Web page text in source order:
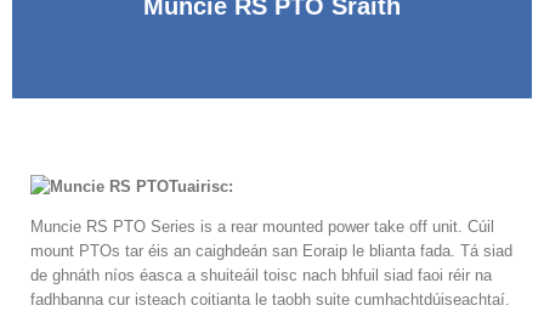
Muncie RS PTO Sraith
Tuairisc:
Muncie RS PTO Series is a rear mounted power take off unit. Cúil
mount PTOs tar éis an caighdeán san Eoraip le blianta fada. Tá siad
de ghnáth níos éasca a shuiteáil toisc nach bhfuil siad faoi réir na
fadhbanna cur isteach coitianta le taobh suite cumhachtdúiseachtaí.